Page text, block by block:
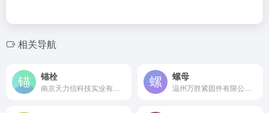
相关导航
锚栓 螺母